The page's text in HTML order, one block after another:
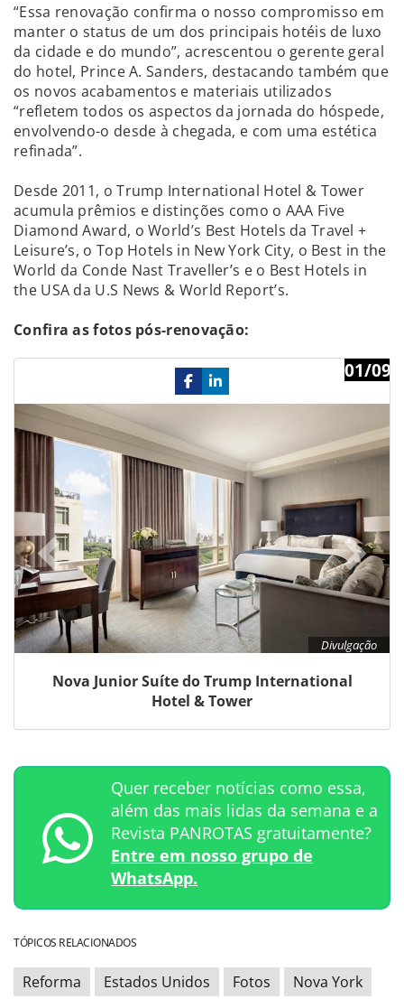
“Essa renovação confirma o nosso compromisso em
manter o status de um dos principais hotéis de luxo
da cidade e do mundo”, acrescentou o gerente geral
do hotel, Prince A. Sanders, destacando também que
os novos acabamentos e materiais utilizados
“refletem todos os aspectos da jornada do hóspede,
envolvendo-o desde à chegada, e com uma estética
refinada”.
Desde 2011, o Trump International Hotel & Tower
acumula prêmios e distinções como o AAA Five
Diamond Award, o World’s Best Hotels da Travel +
Leisure’s, o Top Hotels in New York City, o Best in the
World da Conde Nast Traveller’s e o Best Hotels in
the USA da U.S News & World Report’s.
Confira as fotos pós-renovação:
Divulgação
01/09
Nova Junior Suíte do Trump International
Hotel & Tower
Previous
Quer receber notícias como essa,
além das mais lidas da semana e a
Revista PANROTAS gratuitamente?
Entre em nosso grupo de
WhatsApp.
TÓPICOS RELACIONADOS
Reforma Estados Unidos Fotos Nova York